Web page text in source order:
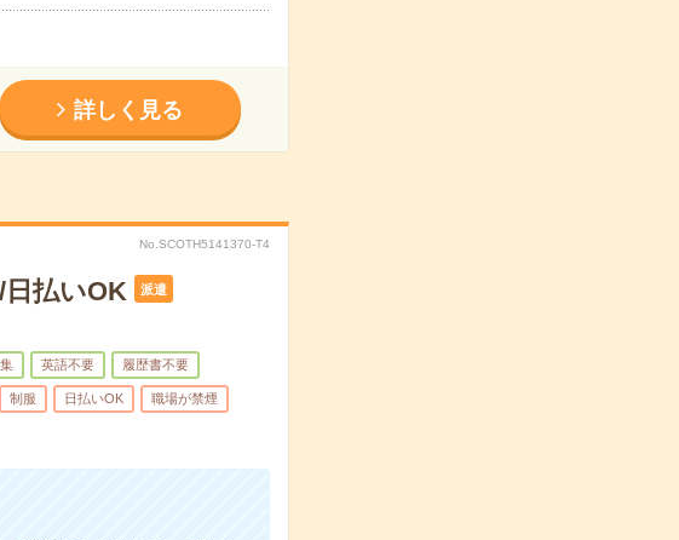
詳しく見る
No.SCOTH5141370-T4
日払いOK 派遣
英語不要 履歴書不要
制服 日払いOK 職場が禁煙